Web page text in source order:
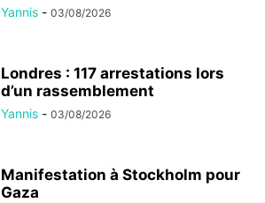
Yannis - 03/08/2026
Londres : 117 arrestations lors
d’un rassemblement
Yannis - 03/08/2026
Manifestation à Stockholm pour
Gaza